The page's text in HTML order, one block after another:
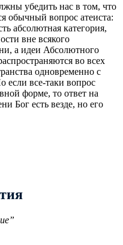
убедить нас в том, что
обычный вопрос атеиста:
абсолютная категория,
вне всякого
а идеи Абсолютного
во всех
одновременно с
если все-таки вопрос
форме, то ответ на
Бог есть везде, но его